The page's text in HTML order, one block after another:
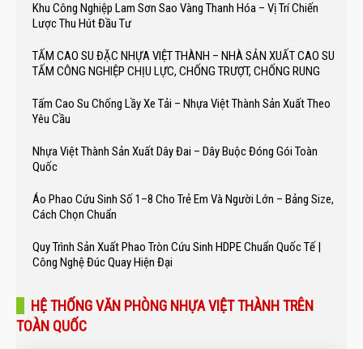
Khu Công Nghiệp Lam Sơn Sao Vàng Thanh Hóa – Vị Trí Chiến
Lược Thu Hút Đầu Tư
TẤM CAO SU ĐẶC NHỰA VIỆT THÀNH – NHÀ SẢN XUẤT CAO SU
TẤM CÔNG NGHIỆP CHỊU LỰC, CHỐNG TRƯỢT, CHỐNG RUNG
Tấm Cao Su Chống Lầy Xe Tải – Nhựa Việt Thành Sản Xuất Theo
Yêu Cầu
Nhựa Việt Thành Sản Xuất Dây Đai – Dây Buộc Đóng Gói Toàn
Quốc
Áo Phao Cứu Sinh Số 1–8 Cho Trẻ Em Và Người Lớn – Bảng Size,
Cách Chọn Chuẩn
Quy Trình Sản Xuất Phao Tròn Cứu Sinh HDPE Chuẩn Quốc Tế |
Công Nghệ Đúc Quay Hiện Đại
HỆ THỐNG VĂN PHÒNG NHỰA VIỆT THÀNH TRÊN
TOÀN QUỐC